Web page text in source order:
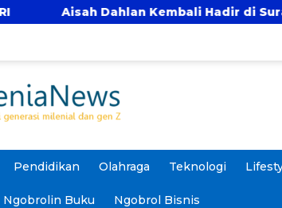
Hadir di Surabaya, Bahas “Seni
Pendidikan Olahraga Teknologi
Ngobrolin Buku Ngobrol Bisnis